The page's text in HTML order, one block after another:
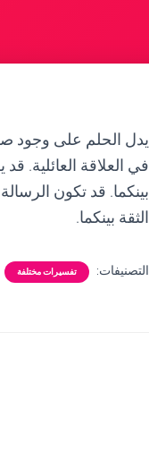
يدل الحلم على وجود
في العلاقة العائلية.
بينكما. قد تكون
الثقة بينكما.
التصنيفات: تفسيرات مختلفة